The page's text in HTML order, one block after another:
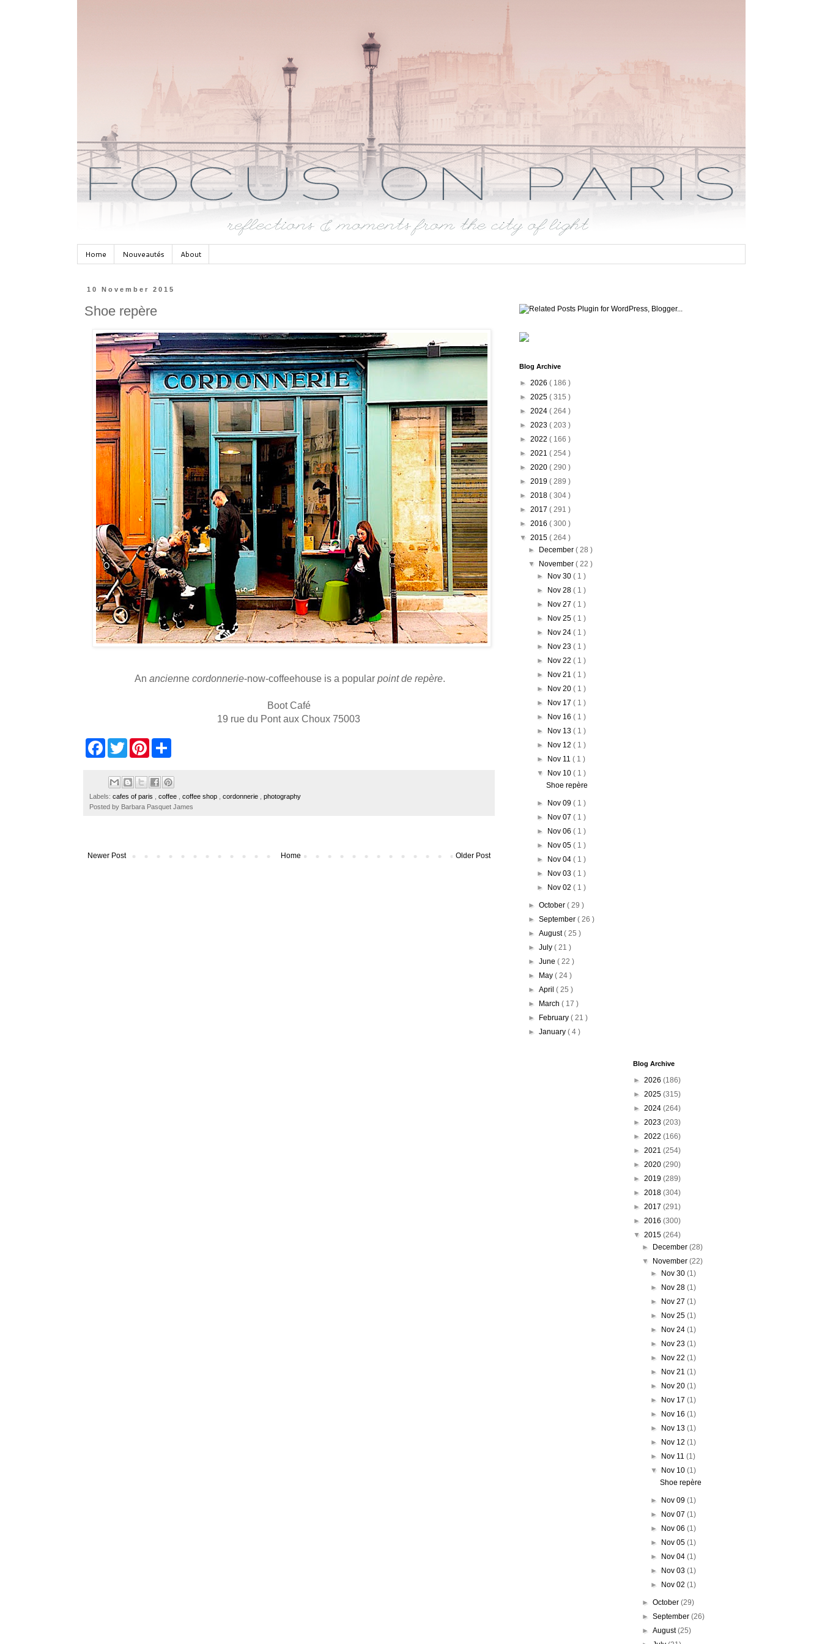
Home Nouveautés About
10 November 2015
Shoe repère
An ancienne cordonnerie-now-coffeehouse is a popular point de repère.
Boot Café
19 rue du Pont aux Choux 75003
o
k
w
t
r
s
e
Labels: cafes of paris , coffee , coffee shop , cordonnerie , photography
Posted by Barbara Pasquet James
Newer Post Older Post
Home
Blog Archive
► 2026 ( 186 )
► 2025 ( 315 )
► 2024 ( 264 )
► 2023 ( 203 )
► 2022 ( 166 )
► 2021 ( 254 )
► 2020 ( 290 )
► 2019 ( 289 )
► 2018 ( 304 )
► 2017 ( 291 )
► 2016 ( 300 )
▼ 2015 ( 264 )
►
December ( 28 )
▼
November ( 22 )
►
Nov 30( 1 )
►
Nov 28( 1 )
►
Nov 27( 1 )
►
Nov 25( 1 )
►
Nov 24( 1 )
►
Nov 23( 1 )
►
Nov 22( 1 )
►
Nov 21( 1 )
►
Nov 20( 1 )
►
Nov 17( 1 )
►
Nov 16( 1 )
►
Nov 13( 1 )
►
Nov 12( 1 )
►
Nov 11( 1 )
▼
Nov 10( 1 )
Shoe repère
► Nov 09( 1 )
►
Nov 07( 1 )
►
Nov 06( 1 )
►
Nov 05( 1 )
►
Nov 04( 1 )
►
Nov 03( 1 )
►
Nov 02( 1 )
► October ( 29 )
► September ( 26 )
► August( 25 )
► July ( 21 )
► June ( 22 )
►
May ( 24 )
► April ( 25 )
►
March ( 17 )
►
February ( 21 )
► January ( 4 )
Blog Archive
► 2026 (186)
► 2025 (315)
► 2024 (264)
► 2023 (203)
► 2022 (166)
► 2021 (254)
► 2020 (290)
► 2019 (289)
► 2018 (304)
► 2017 (291)
► 2016 (300)
▼ 2015 (264)
►
December (28)
▼
November (22)
►
Nov 30(1)
►
Nov 28(1)
►
Nov 27(1)
►
Nov 25(1)
►
Nov 24(1)
►
Nov 23(1)
►
Nov 22(1)
►
Nov 21(1)
►
Nov 20(1)
►
Nov 17(1)
►
Nov 16(1)
►
Nov 13(1)
►
Nov 12(1)
►
Nov 11(1)
▼
Nov 10(1)
Shoe repère
► Nov 09(1)
►
Nov 07(1)
►
Nov 06(1)
►
Nov 05(1)
►
Nov 04(1)
►
Nov 03(1)
►
Nov 02(1)
► October (29)
► September (26)
► August(25)